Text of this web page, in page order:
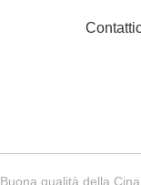
Buona qualità della